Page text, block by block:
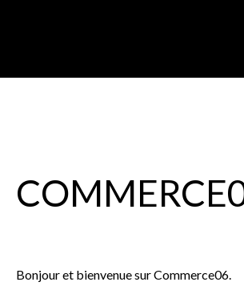
COMMERCE
Bonjour et bienvenue sur Commerce06.